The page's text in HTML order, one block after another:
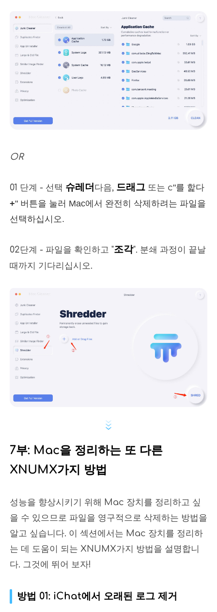
OR
01 단계 - 선택 슈레더 다음, 드래그 또는 c"를 핥다
+" 버튼을 눌러 Mac에서 완전히 삭제하려는 파일을
선택하십시오.
02단계 - 파일을 확인하고 "조각". 분쇄 과정이 끝날
때까지 기다리십시오.
7부: Mac을 정리하는 또 다른
XNUMX가지 방법
성능을 향상시키기 위해 Mac 장치를 정리하고 싶
을 수 있으므로 파일을 영구적으로 삭제하는 방법을
알고 싶습니다. 이 섹션에서는 Mac 장치를 정리하
는 데 도움이 되는 XNUMX가지 방법을 설명합니
다. 그것에 뛰어 보자!
방법 01: iChat에서 오래된 로그 제거